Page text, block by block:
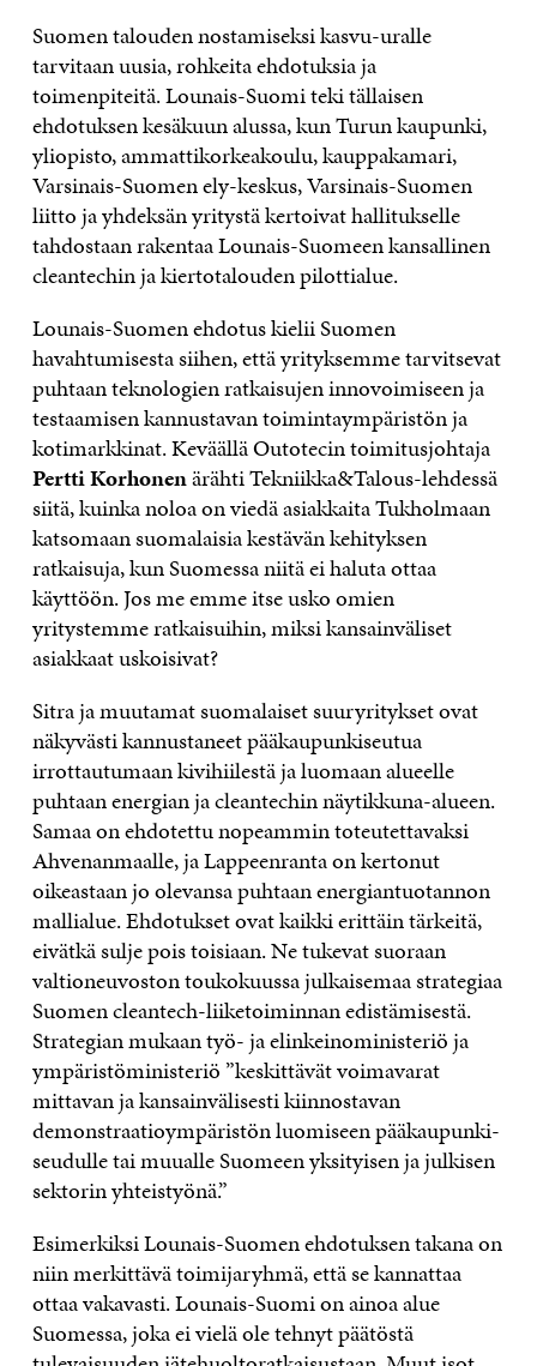
Suomen talouden nostamiseksi kasvu-uralle
tarvitaan uusia, rohkeita ehdotuksia ja
toimenpiteitä. Lounais-Suomi teki tällaisen
ehdotuksen kesäkuun alussa, kun Turun kaupunki,
yliopisto, ammattikorkeakoulu, kauppakamari,
Varsinais-Suomen ely-keskus, Varsinais-Suomen
liitto ja yhdeksän yritystä kertoivat hallitukselle
tahdostaan rakentaa Lounais-Suomeen kansallinen
cleantechin ja kiertotalouden pilottialue.
Lounais-Suomen ehdotus kielii Suomen
havahtumisesta siihen, että yrityksemme tarvitsevat
puhtaan teknologien ratkaisujen innovoimiseen ja
testaamisen kannustavan toimintaympäristön ja
kotimarkkinat. Keväällä Outotecin toimitusjohtaja
Pertti Korhonenärähti Tekniikka&Talous-lehdessä
siitä, kuinka noloa on viedä asiakkaita Tukholmaan
katsomaan suomalaisia kestävän kehityksen
ratkaisuja, kun Suomessa niitä ei haluta ottaa
käyttöön. Jos me emme itse usko omien
yritystemme ratkaisuihin, miksi kansainväliset
asiakkaat uskoisivat?
Sitra ja muutamat suomalaiset suuryritykset ovat
näkyvästi kannustaneet pääkaupunkiseutua
irrottautumaan kivihiilestä ja luomaan alueelle
puhtaan energian ja cleantechin näytikkuna-alueen.
Samaa on ehdotettu nopeammin toteutettavaksi
Ahvenanmaalle, ja Lappeenranta on kertonut
oikeastaan jo olevansa puhtaan energiantuotannon
mallialue. Ehdotukset ovat kaikki erittäin tärkeitä,
eivätkä sulje pois toisiaan. Ne tukevat suoraan
valtioneuvoston toukokuussa julkaisemaa strategiaa
Suomen cleantech-liiketoiminnan edistämisestä.
Strategian mukaan työ- ja elinkeinoministeriö ja
ympäristöministeriö ”keskittävät voimavarat
mittavan ja kansainvälisesti kiinnostavan
demonstraatioympäristön luomiseen pääkaupunki­
seudulle tai muualle Suomeen yksityisen ja julkisen
sektorin yh­teistyönä.”
Esimerkiksi Lounais-Suomen ehdotuksen takana on
niin merkittävä toimijaryhmä, että se kannattaa
ottaa vakavasti. Lounais-Suomi on ainoa alue
Suomessa, joka ei vielä ole tehnyt päätöstä